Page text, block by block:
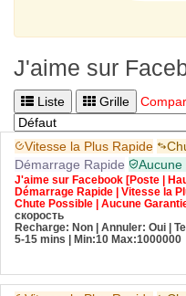
J'aime sur
Liste Grille
Vitesse la Plus Rapide
Démarrage Rapide
Aucune
J'aime sur Facebook [Poste |
Démarrage Rapide | Vitesse la
Chute Possible | Aucune
скорость
Recharge: Non | Annuler: Oui |
5-15 mins | Min:10 Max:1000000
Vitesse la Plus Rapide